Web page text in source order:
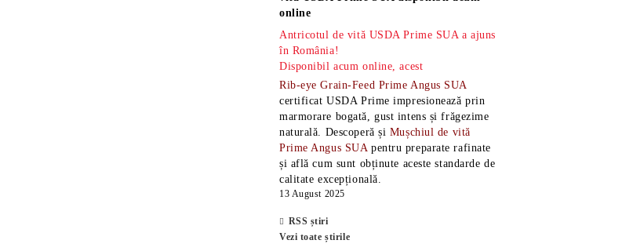
online
Antricotul de vită USDA Prime SUA a ajuns
în România!
Disponibil acum online, acest
Rib-eye Grain-Feed Prime Angus SUA
certificat USDA Prime impresionează prin
marmorare bogată, gust intens și frăgezime
naturală. Descoperă și Mușchiul de vită
Prime Angus SUA pentru preparate rafinate
și află cum sunt obținute aceste standarde de
calitate excepțională.
13 August 2025
RSS știri
Vezi toate știrile